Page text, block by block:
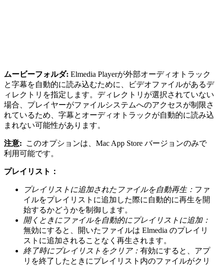
ムービーフォルダ: Elmedia Playerが外部オーディオトラック
と字幕を自動的に読み込むために、ビデオファイルがあるデ
ィレクトリを指定します。ディレクトリが選択されていない
場合、プレイヤーがファイルシステムへのアクセスが制限さ
れているため、字幕とオーディオトラックが自動的に読み込
まれない可能性があります。
注意: このオプションは、Mac App Store バージョンのみで
利用可能です。
プレイリスト：
プレイリストに追加されたファイルを自動再生： ファ
イルをプレイリストに追加した際に自動的に再生を開
始するかどうかを制御します。
開くときにファイルを自動的にプレイリストに追加：
無効にすると、開いたファイルは Elmedia のプレイリ
ストに追加されることなく再生されます。
終了時にプレイリストをクリア： 有効にすると、アプ
リを終了したときにプレイリスト内のファイルがクリ